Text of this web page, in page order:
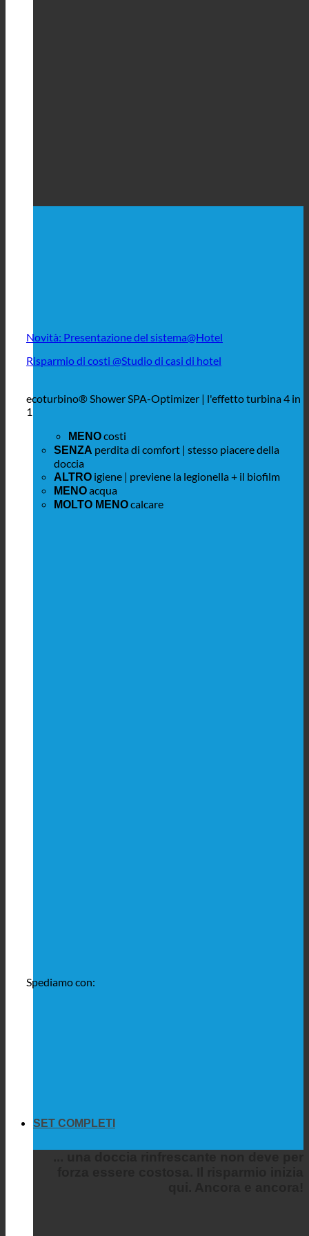
Novità: Presentazione del sistema@Hotel
Risparmio di costi @Studio di casi di hotel
ecoturbino® Shower SPA-Optimizer | l'effetto turbina 4 in
1
MENOcosti
SENZA perdita di comfort | stesso piacere della
doccia
ALTRO igiene | previene la legionella + il biofilm
MENOacqua
MOLTO MENOcalcare
Spediamo con:
SET COMPLETI